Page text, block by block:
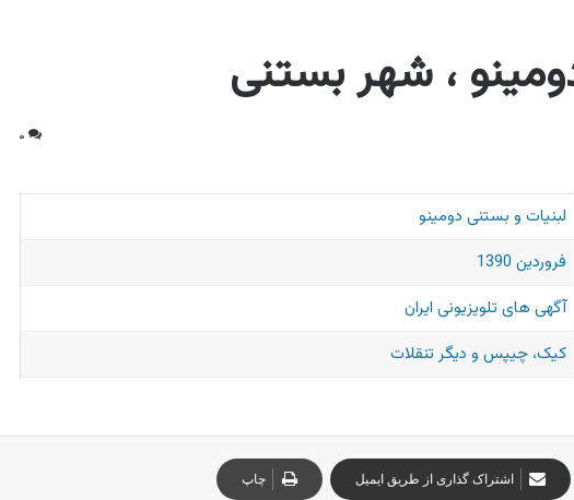
، شهر بستنی
۰
لبنیات و بستنی دومینو
فروردین 1390
آگهی های تلویزیونی ایران
کیک، چیپس و دیگر تنقلات
اشتراک گذاری از طریق ایمیل چاپ